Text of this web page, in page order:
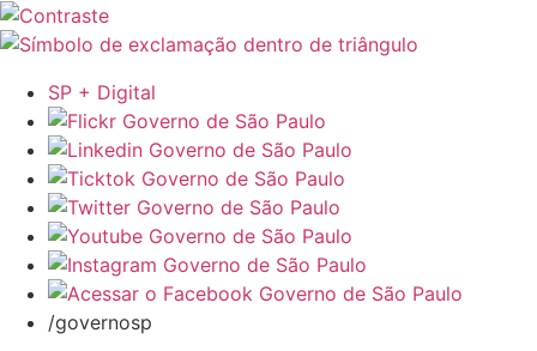
SP + Digital
/governosp